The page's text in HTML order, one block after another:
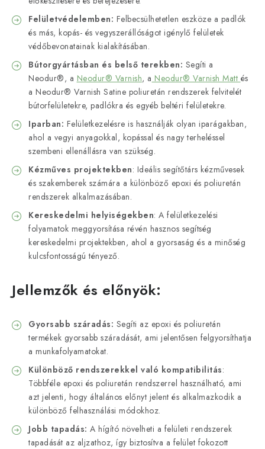
Felületvédelemben: Felbecsülhetetlen eszköze a padlók
és más, kopás- és vegyszerállóságot igénylő felületek
védőbevonatainak kialakításában.
Bútorgyártásban és belső terekben: Segíti a
Neodur®, a Neodur® Varnish, a Neodur® Varnish Matt és
a Neodur® Varnish Satine poliuretán rendszerek felvitelét
bútorfelületekre, padlókra és egyéb beltéri felületekre.
Iparban: Felületkezelésre is használják olyan iparágakban,
ahol a vegyi anyagokkal, kopással és nagy terheléssel
szembeni ellenállásra van szükség.
Kézműves projektekben: Ideális segítőtárs kézművesek
és szakemberek számára a különböző epoxi és poliuretán
rendszerek alkalmazásában.
Kereskedelmi helyiségekben: A felületkezelési
folyamatok meggyorsítása révén hasznos segítség
kereskedelmi projektekben, ahol a gyorsaság és a minőség
kulcsfontosságú tényező.
Jellemzők és előnyök:
Gyorsabb száradás: Segíti az epoxi és poliuretán
termékek gyorsabb száradását, ami jelentősen felgyorsíthatja
a munkafolyamatokat.
Különböző rendszerekkel való kompatibilitás:
Többféle epoxi és poliuretán rendszerrel használható, ami
azt jelenti, hogy általános előnyt jelent és alkalmazkodik a
különböző felhasználási módokhoz.
Jobb tapadás: A hígító növelheti a felületi rendszerek
tapadását az aljzathoz, így biztosítva a felület fokozott